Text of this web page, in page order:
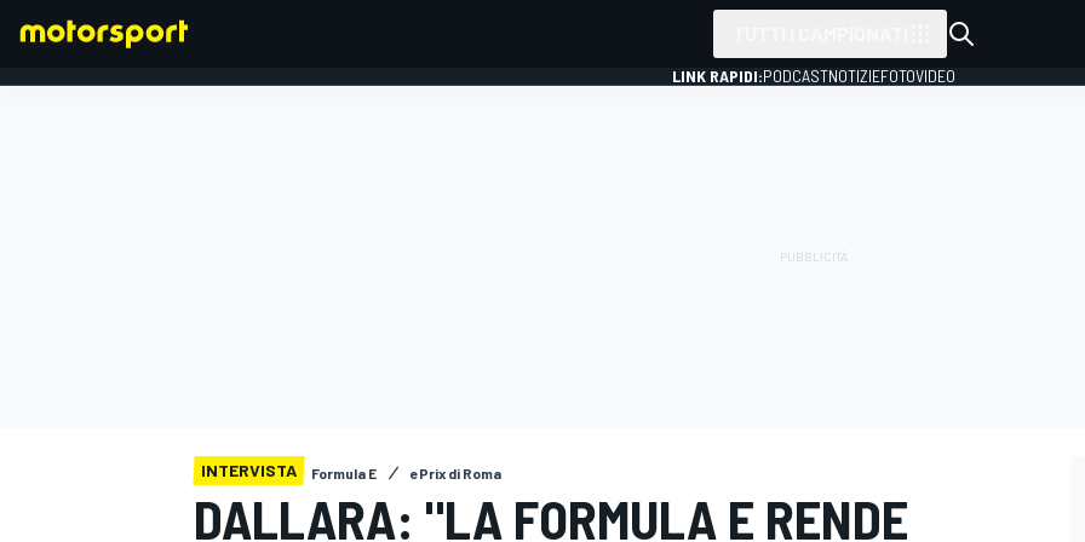
LINK RAPIDI:PODCASTNOTIZIEFOTOVIDEO
INTERVISTA Formula E ePrix di Roma
DALLARA: "LA FORMULA E RENDE